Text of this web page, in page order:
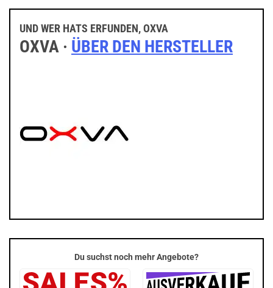
UND WER HATS ERFUNDEN, OXVA
OXVA · ÜBER DEN HERSTELLER
Du suchst noch mehr Angebote?